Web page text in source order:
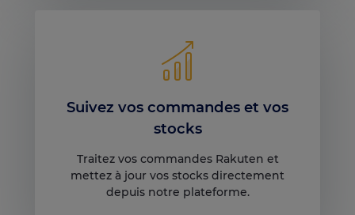
Suivez vos commandes et vos
stocks
Traitez vos commandes Rakuten et
mettez à jour vos stocks directement
depuis notre plateforme.